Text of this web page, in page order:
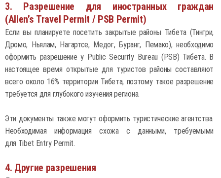
3. Разрешение для иностранных граждан
(Alien’s Travel Permit / PSB Permit)
Если вы планируете посетить закрытые районы Тибета (Тингри,
Дромо, Ньялам, Нагартсе, Медог, Буранг, Пемако), необходимо
оформить разрешение у Public Security Bureau (PSB) Тибета. В
настоящее время открытые для туристов районы составляют
всего около 16% территории Тибета, поэтому такое разрешение
требуется для глубокого изучения региона.
Эти документы также могут оформить туристические агентства.
Необходимая информация схожа с данными, требуемыми
для Tibet Entry Permit.
4. Другие разрешения